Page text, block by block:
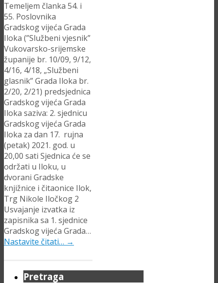
Temeljem članka 54. i
55. Poslovnika
Gradskog vijeća Grada
Iloka (”Službeni vjesnik”
Vukovarsko-srijemske
županije br. 10/09, 9/12,
4/16, 4/18, „Službeni
glasnik” Grada Iloka br.
2/20, 2/21) predsjednica
Gradskog vijeća Grada
Iloka saziva: 2. sjednicu
Gradskog vijeća Grada
Iloka za dan 17. rujna
(petak) 2021. god. u
20,00 sati Sjednica će se
održati u Iloku, u
dvorani Gradske
knjižnice i čitaonice Ilok,
Trg Nikole Iločkog 2
Usvajanje izvatka iz
zapisnika sa 1. sjednice
Gradskog vijeća Grada…
Nastavite čitati… →
Pretraga